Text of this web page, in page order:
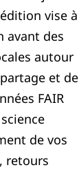
vise à
avant des
autour
et de
FAIR
de vos
retours